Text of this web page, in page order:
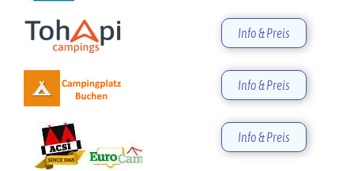
Info & Preis
Info & Preis
Info & Preis